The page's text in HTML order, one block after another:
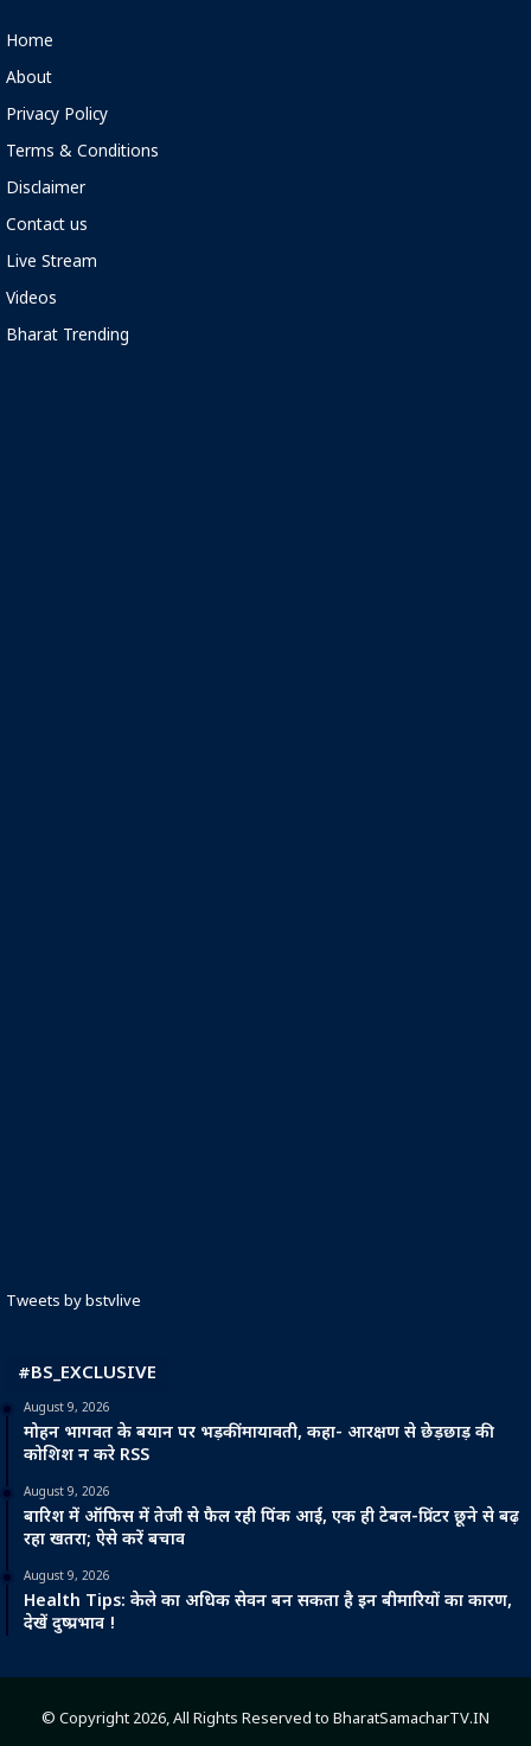
Home
About
Privacy Policy
Terms & Conditions
Disclaimer
Contact us
Live Stream
Videos
Bharat Trending
Tweets by bstvlive
#BS_EXCLUSIVE
August 9, 2026
मोहन भागवत के बयान पर भड़कीं मायावती, कहा- आरक्षण से छेड़छाड़ की
कोशिश न करे RSS
August 9, 2026
बारिश में ऑफिस में तेजी से फैल रही पिंक आई, एक ही टेबल-प्रिंटर छूने से बढ़
रहा खतरा; ऐसे करें बचाव
August 9, 2026
Health Tips: केले का अधिक सेवन बन सकता है इन बीमारियों का कारण,
देखें दुष्प्रभाव !
© Copyright 2026, All Rights Reserved to BharatSamacharTV.IN